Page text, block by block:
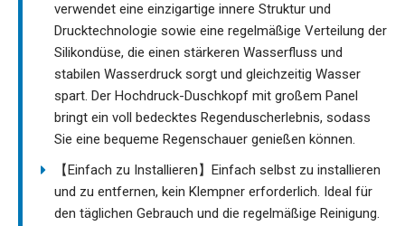
verwendet eine einzigartige innere Struktur und
Drucktechnologie sowie eine regelmäßige Verteilung der
Silikondüse, die einen stärkeren Wasserfluss und
stabilen Wasserdruck sorgt und gleichzeitig Wasser
spart. Der Hochdruck-Duschkopf mit großem Panel
bringt ein voll bedecktes Regenduscherlebnis, sodass
Sie eine bequeme Regenschauer genießen können.
【Einfach zu Installieren】Einfach selbst zu installieren
und zu entfernen, kein Klempner erforderlich. Ideal für
den täglichen Gebrauch und die regelmäßige Reinigung.